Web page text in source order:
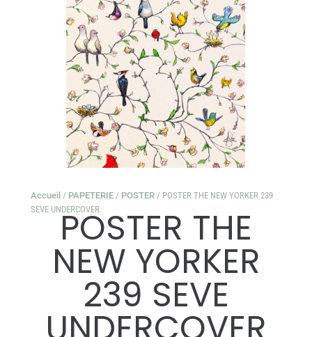
Accueil / PAPETERIE / POSTER / POSTER THE NEW YORKER 239
SEVE UNDERCOVER
POSTER THE
NEW YORKER
239 SEVE